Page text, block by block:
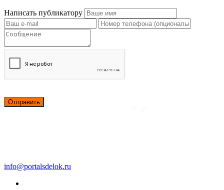
Написать публикатору
Отправить
info@portalsdelok.ru